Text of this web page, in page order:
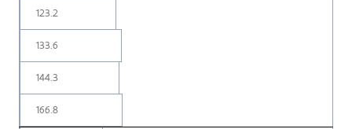
123.2
133.6
144.3
166.8